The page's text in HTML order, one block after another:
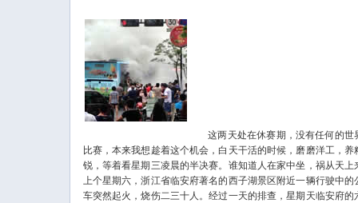
这两天处在休赛期，没有任何的世
比赛，本来我想趁着这个机会，白天干活的时候，磨磨洋工，养
锐，等着看星期三凌晨的半决赛。谁知道人在家中坐，祸从天上
上个星期六，浙江省临安府著名的西子湖景区附近一辆行驶中的
车突然起火，烧伤二三十人。经过一天的排查，星期天临安府的